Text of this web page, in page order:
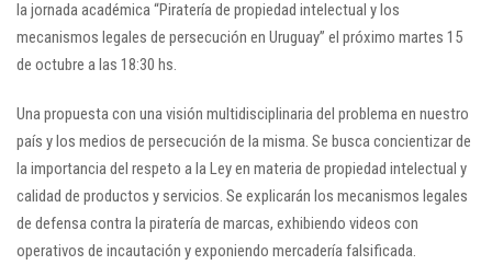
la jornada académica “Piratería de propiedad intelectual y los
mecanismos legales de persecución en Uruguay” el próximo martes 15
de octubre a las 18:30 hs.
Una propuesta con una visión multidisciplinaria del problema en nuestro
país y los medios de persecución de la misma. Se busca concientizar de
la importancia del respeto a la Ley en materia de propiedad intelectual y
calidad de productos y servicios. Se explicarán los mecanismos legales
de defensa contra la piratería de marcas, exhibiendo videos con
operativos de incautación y exponiendo mercadería falsificada.